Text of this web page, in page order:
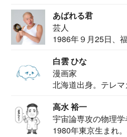
あばれる君
芸人
1986年９月25日、
白雲 ひな
漫画家
北海道出身。テレ
高水 裕一
宇宙論専攻の物理学
1980年東京生まれ